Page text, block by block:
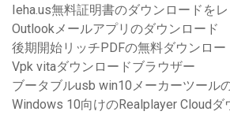
Ieha.us無料証明書のダウンロードを
Outlookメールアプリのダウンロード
後期開始リッチPDFの無料ダウンロー
Vpk vitaダウンロードブラウザー
ブータブルusb win10メーカーツール
Windows 10向けのRealplayer Cloudダ